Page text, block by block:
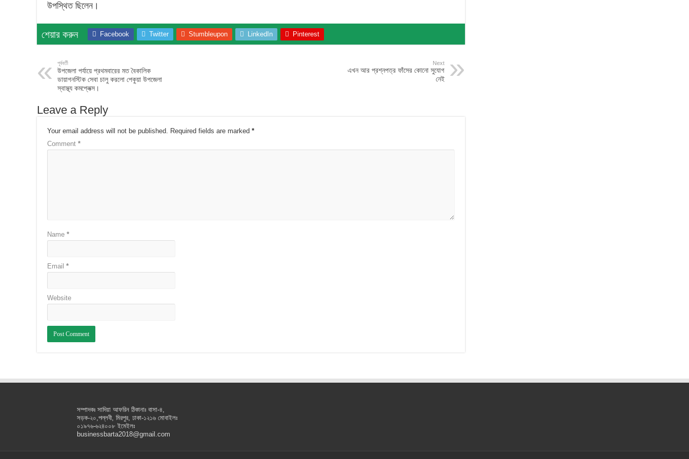
উপস্থিত ছিলেন।
শেয়ার করুন Facebook Twitter Stumbleupon LinkedIn Pinterest
পূর্ববর্তী
উপজেলা পর্যায়ে প্রথমবারের মত বৈকালিক
ডায়াগনস্টিক সেবা চালু করলো পেকুয়া উপজেলা
স্বাস্থ্য কমপ্লেক্স।
Next
এখন আর প্রশ্নপত্র ফাঁসের কোনো সুযোগ
নেই
Leave a Reply
Your email address will not be published. Required fields are marked *
Comment *
Name *
Email *
Website
সম্পাদকঃ সাদিয়া আফরিন ঠিকানাঃ বাসা-৪,
সড়ক-২০,পল্লবী, মিরপুর, ঢাকা-১২১৬ মোবাইলঃ
০১৯৭৬-৬২৪০০৮ ইমেইলঃ
businessbarta2018@gmail.com